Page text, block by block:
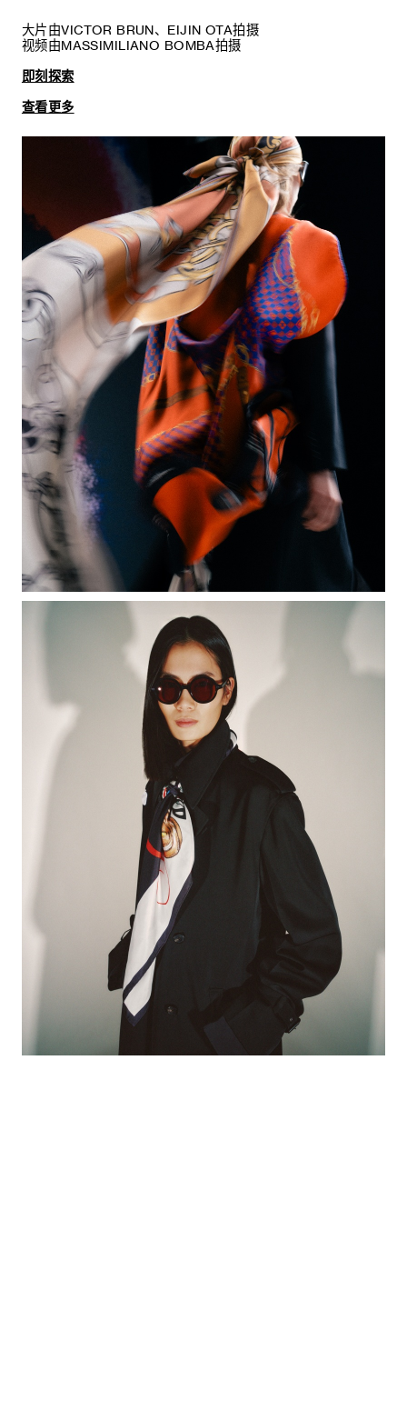
大片由VICTOR BRUN、EIJIN OTA拍摄
视频由MASSIMILIANO BOMBA拍摄
即刻探索
查看更多